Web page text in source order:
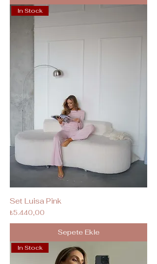
In Stock
Set Luisa Pink
Fiyat
₺5.440,00
Sepete Ekle
In Stock